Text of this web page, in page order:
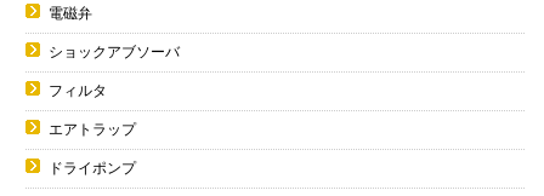
電磁弁
ショックアブソーバ
フィルタ
エアトラップ
ドライポンプ